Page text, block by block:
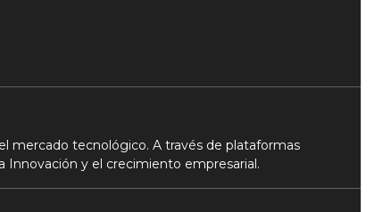
mercado tecnológico. A través de plataformas
Innovación y el crecimiento empresarial.